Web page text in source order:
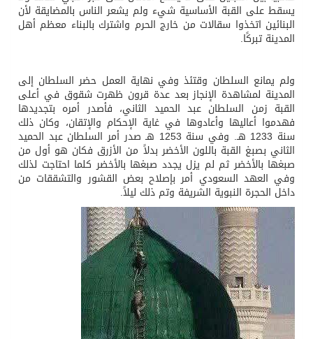
يسقط على القبة الأساسية شيء ولم يشعر الناس بالمضايقة لأن
البنائين اتخذوا سقالات من خارج الحرم واشترك بالبناء معظم أهل
المدينة تبركًا.
ولم يمانع السلطان وقتئذ وفي نهاية العمل حضر السلطان إلى
المدينة لمشاهدة الإنجاز بعد عدة قرون ظهرت شقوق في أعلى
القبة زمن السلطان عبد الحميد الثاني، فأصدر أمره بتجديدها
فهدموا أعاليها وأعادوها في غاية الإحكام والإتقان، وكان ذلك
سنة 1233 هـ. وفي سنة 1253 هـ صدر أمر السلطان عبد الحميد
الثاني بصبغ القبة باللون الأخضر بدلاً من الأزرق فكان هو أول من
صبغها بالأخضر ثم لم يزل يجدد صبغها بالأخضر كلما احتاجت لذلك
وفي العهد السعودي أمر بإصلاح بعض القشور والتشققات من
داخل الحجرة النبوية الشريفة وتم ذلك ليلاً.